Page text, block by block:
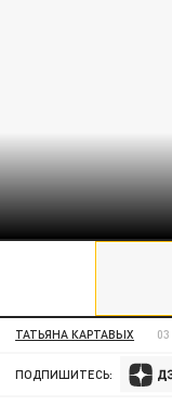
ТАТЬЯНА КАРТАВЫХ
ПОДПИШИТЕСЬ: